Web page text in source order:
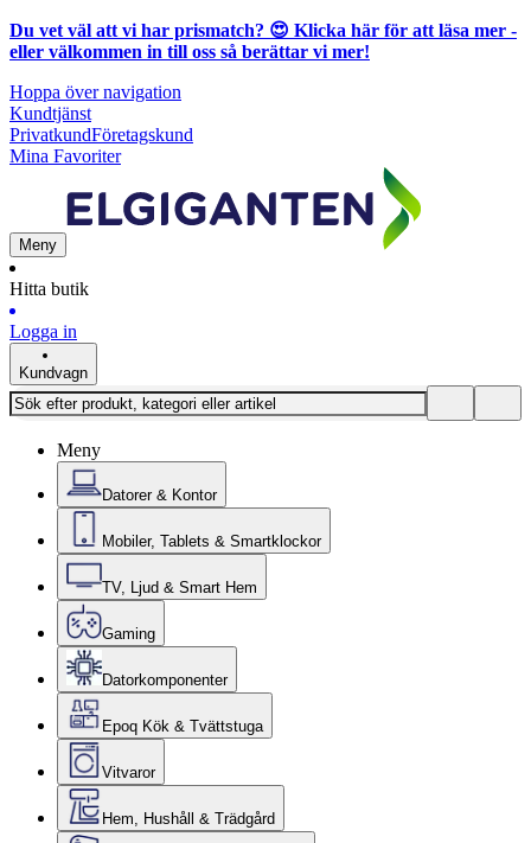
Du vet väl att vi har prismatch? 😍 Klicka här för att läsa mer -
eller välkommen in till oss så berättar vi mer!
Hoppa över navigation
Kundtjänst
PrivatkundFöretagskund
Mina Favoriter
Meny
Hitta butik
Logga in
Kundvagn
Meny
Datorer & Kontor
Mobiler, Tablets & Smartklockor
TV, Ljud & Smart Hem
Gaming
Datorkomponenter
Epoq Kök & Tvättstuga
Vitvaror
Hem, Hushåll & Trädgård